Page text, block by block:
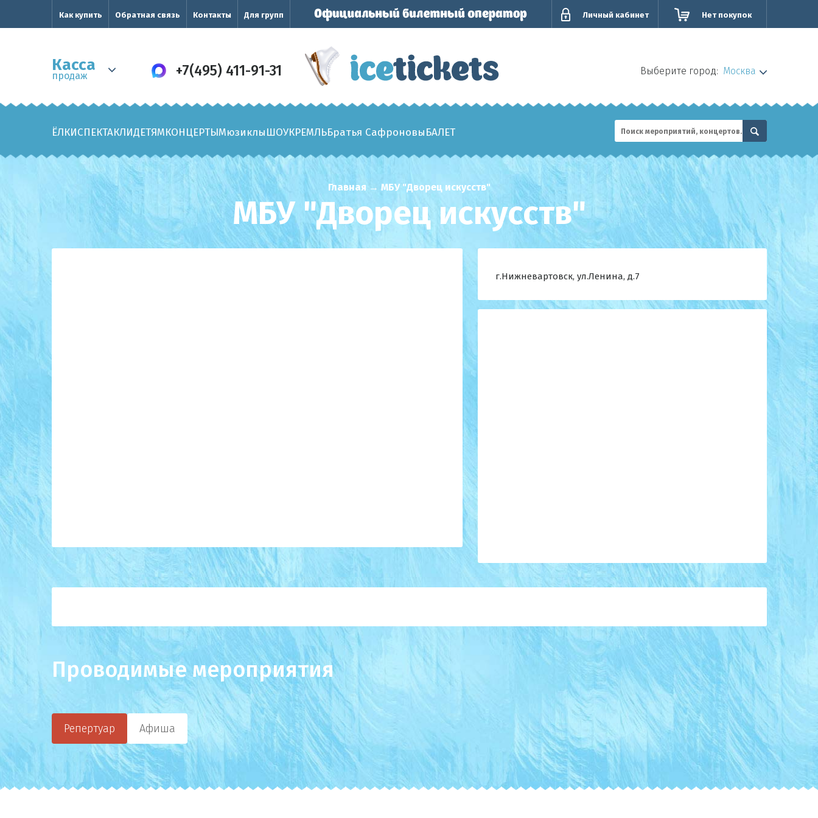
Как купить Обратная связь Контакты Для групп Личный кабинет Нет покупок
Касса
продаж +7(495) 411-91-31 Выберите город: Москва
ЁЛКИСПЕКТАКЛИДЕТЯМКОНЦЕРТЫМюзиклыШОУКРЕМЛЬБратья СафроновыБАЛЕТ
Главная → МБУ "Дворец искусств"
МБУ "Дворец искусств"
г.Нижневартовск, ул.Ленина, д.7
Проводимые мероприятия
Репертуар Афиша